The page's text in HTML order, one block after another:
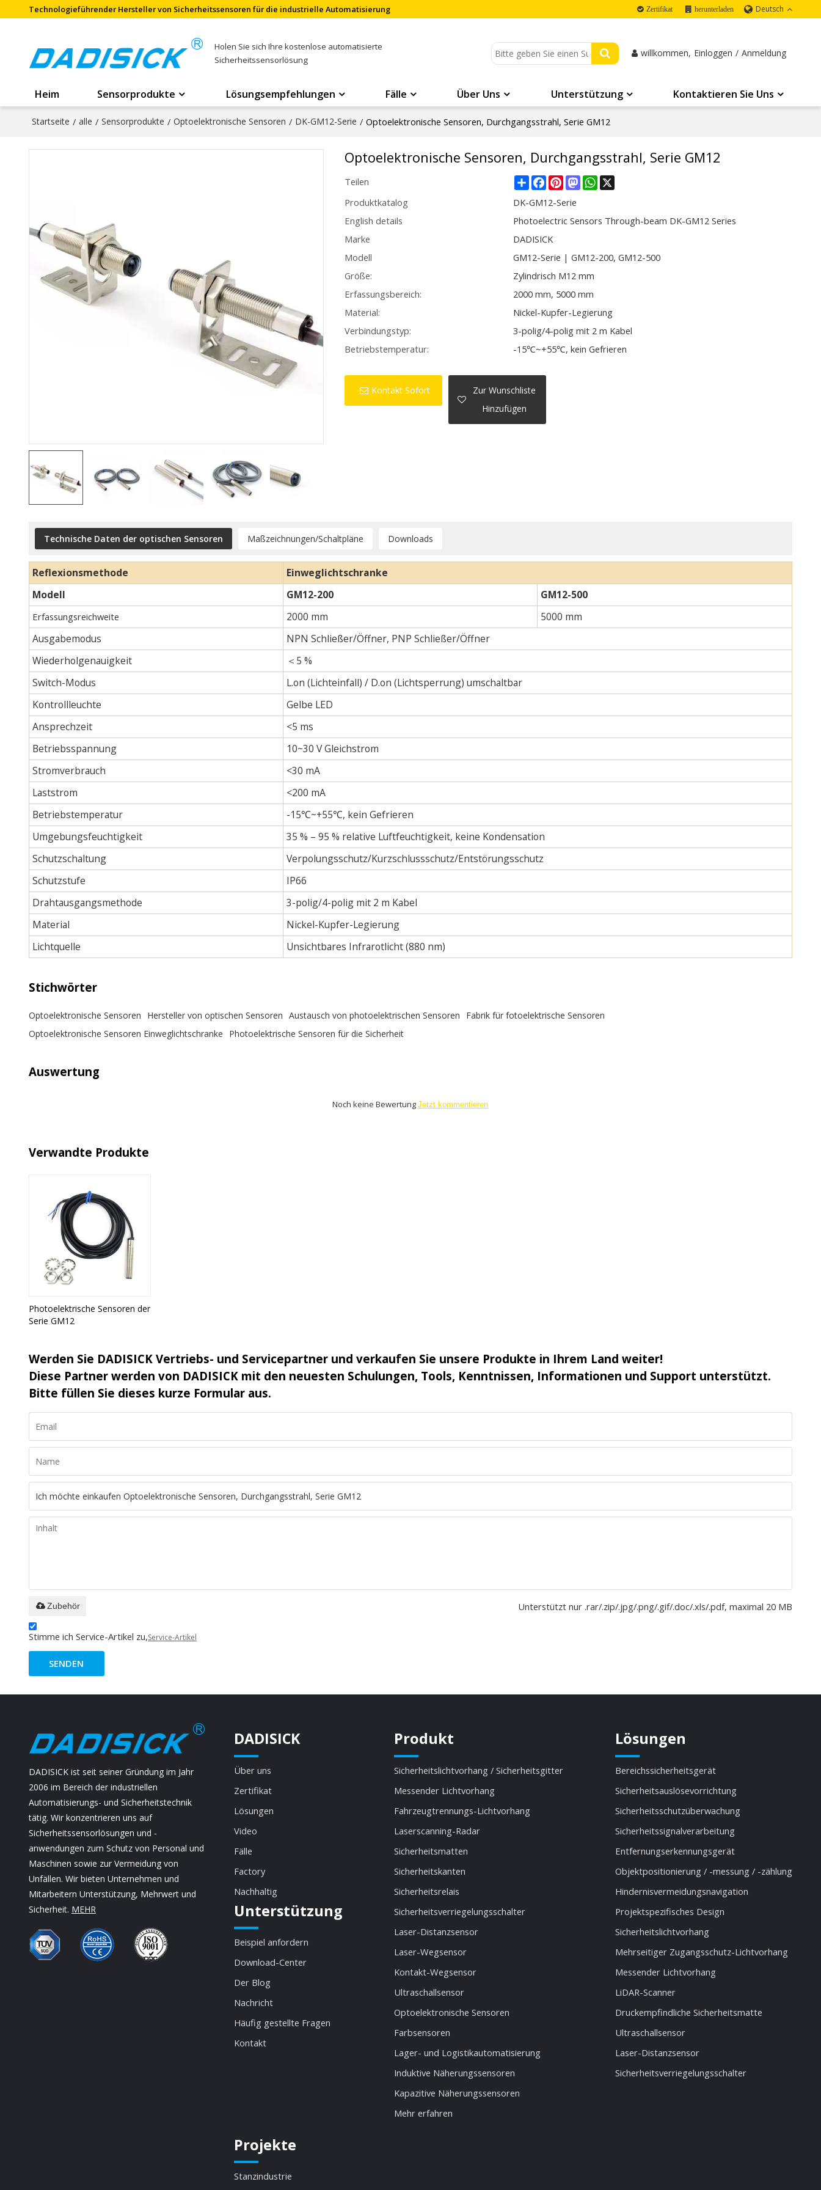
Technologieführender Hersteller von Sicherheitssensoren für die industrielle Automatisierung Zertifikat herunterladen Deutsch
Holen Sie sich Ihre kostenlose automatisierte
Sicherheitssensorlösung
willkommen, Einloggen / Anmeldung
Heim Sensorprodukte Lösungsempfehlungen Fälle Über Uns Unterstützung Kontaktieren Sie Uns
Startseite / alle / Sensorprodukte / Optoelektronische Sensoren / DK-GM12-Serie / Optoelektronische Sensoren, Durchgangsstrahl, Serie GM12
Optoelektronische Sensoren, Durchgangsstrahl, Serie GM12
Teilen ShareFacebook
PinterestMastodonWhatsApp
Produktkatalog
DK-GM12-Serie
English details
Photoelectric Sensors Through-beam DK-GM12 Series
Marke
DADISICK
Modell
GM12-Serie | GM12-200, GM12-500
Größe:
Zylindrisch M12 mm
Erfassungsbereich:
2000 mm, 5000 mm
Material:
Nickel-Kupfer-Legierung
Verbindungstyp:
3-polig/4-polig mit 2 m Kabel
Betriebstemperatur:
-15℃~+55℃, kein Gefrieren
Kontakt Sofort
Zur Wunschliste
Hinzufügen
Technische Daten der optischen Sensoren Maßzeichnungen/Schaltpläne Downloads
Reflexionsmethode
Einweglichtschranke
Modell
GM12-200 GM12-500
Erfassungsreichweite 2000 mm
5000 mm
Ausgabemodus
NPN Schließer/Öffner, PNP Schließer/Öffner
Wiederholgenauigkeit
＜5 %
Switch-Modus
L.on (Lichteinfall) / D.on (Lichtsperrung) umschaltbar
Kontrollleuchte
Gelbe LED
Ansprechzeit
<5 ms
Betriebsspannung
10~30 V Gleichstrom
Stromverbrauch
<30 mA
Laststrom
<200 mA
Betriebstemperatur
-15℃~+55℃, kein Gefrieren
Umgebungsfeuchtigkeit
35 % – 95 % relative Luftfeuchtigkeit, keine Kondensation
Schutzschaltung
Verpolungsschutz/Kurzschlussschutz/Entstörungsschutz
Schutzstufe
IP66
Drahtausgangsmethode
3-polig/4-polig mit 2 m Kabel
Material
Nickel-Kupfer-Legierung
Lichtquelle
Unsichtbares Infrarotlicht (880 nm)
Stichwörter
Optoelektronische Sensoren Hersteller von optischen Sensoren Austausch von photoelektrischen Sensoren
Fabrik für fotoelektrische Sensoren
Optoelektronische Sensoren Einweglichtschranke
Photoelektrische Sensoren für die Sicherheit
Auswertung
Noch keine BewertungJetzt kommentieren
Verwandte Produkte
Photoelektrische Sensoren der
Serie GM12
Werden Sie DADISICK Vertriebs- und Servicepartner und verkaufen Sie unsere Produkte in Ihrem Land weiter!
Diese Partner werden von DADISICK mit den neuesten Schulungen, Tools, Kenntnissen, Informationen und Support unterstützt.
Bitte füllen Sie dieses kurze Formular aus.
Unterstützt nur .rar/.zip/.jpg/.png/.gif/.doc/.xls/.pdf, maximal 20 MB
Zubehör
Stimme ich Service-Artikel zu,Service-Artikel
SENDEN
DADISICK ist seit seiner Gründung im Jahr
2006 im Bereich der industriellen
Automatisierungs- und Sicherheitstechnik
tätig. Wir konzentrieren uns auf
Sicherheitssensorlösungen und -
anwendungen zum Schutz von Personal und
Maschinen sowie zur Vermeidung von
Unfällen. Wir bieten Unternehmen und
Mitarbeitern Unterstützung, Mehrwert und
Sicherheit. MEHR
DADISICK
Über uns
Zertifikat
Lösungen
Video
Fälle
Factory
Nachhaltig
Unterstützung
Beispiel anfordern
Download-Center
Der Blog
Nachricht
Häufig gestellte Fragen
Kontakt
Produkt
Sicherheitslichtvorhang / Sicherheitsgitter
Messender Lichtvorhang
Fahrzeugtrennungs-Lichtvorhang
Laserscanning-Radar
Sicherheitsmatten
Sicherheitskanten
Sicherheitsrelais
Sicherheitsverriegelungsschalter
Laser-Distanzsensor
Laser-Wegsensor
Kontakt-Wegsensor
Ultraschallsensor
Optoelektronische Sensoren
Farbsensoren
Lager- und Logistikautomatisierung
Induktive Näherungssensoren
Kapazitive Näherungssensoren
Mehr erfahren
Lösungen
Bereichssicherheitsgerät
Sicherheitsauslösevorrichtung
Sicherheitsschutzüberwachung
Sicherheitssignalverarbeitung
Entfernungserkennungsgerät
Objektpositionierung / -messung / -zählung
Hindernisvermeidungsnavigation
Projektspezifisches Design
Sicherheitslichtvorhang
Mehrseitiger Zugangsschutz-Lichtvorhang
Messender Lichtvorhang
LiDAR-Scanner
Druckempfindliche Sicherheitsmatte
Ultraschallsensor
Laser-Distanzsensor
Sicherheitsverriegelungsschalter
Projekte
Stanzindustrie